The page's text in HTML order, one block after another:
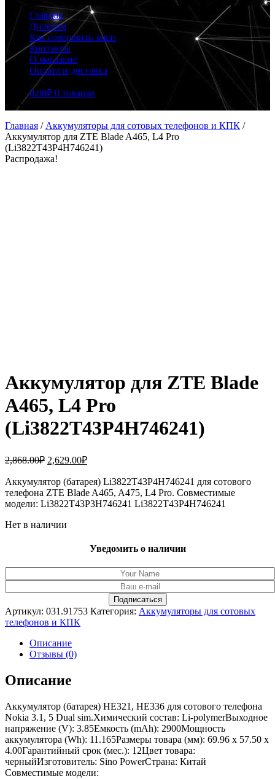
Главная
Дилерам
Как совершить заказ
Контакты
О магазине
Оплата и доставка
0.00₽ 0 товаров
Главная / Аккумуляторы для сотовых телефонов и КПК /
Аккумулятор для ZTE Blade A465, L4 Pro
(Li3822T43P4H746241)
Распродажа!
Аккумулятор для ZTE Blade
A465, L4 Pro
(Li3822T43P4H746241)
2,868.00₽ Первоначальная
составляла
2,868.00₽.
2,629.00₽Текущая
2,629.00₽.
Аккумулятор (батарея) Li3822T43P4H746241 для сотового
телефона ZTE Blade A465, A475, L4 Pro. Совместимые
модели: Li3822T43P3H746241 Li3822T43P4H746241
Нет в наличии
Уведомить о наличии
Артикул: 031.91753 Категория: Аккумуляторы для сотовых
телефонов и КПК
Описание
Отзывы (0)
Описание
Аккумулятор (батарея) HE321, HE336 для сотового телефона
Nokia 3.1, 5 Dual sim.Химический состав: Li-polymerВыходное
напряжение (V): 3.85Емкость (mAh): 2900Мощность
аккумулятора (Wh): 11.165Размеры товара (мм): 69.96 x 57.50 x
4.00Гарантийный срок (мес.): 12Цвет товара:
черныйИзготовитель: Sino PowerСтрана: Китай
Совместимые модели: